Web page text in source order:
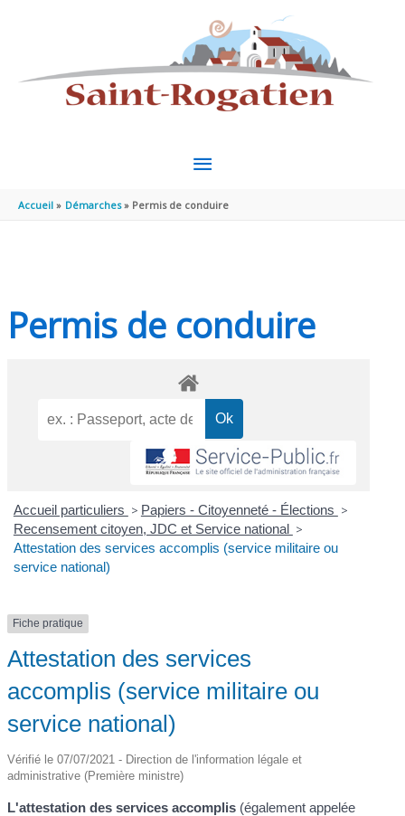
MENU
PRINCIPAL
Accueil Démarches Permis de conduire
Permis de conduire
Accueil particuliers > Papiers - Citoyenneté - Élections >
Recensement citoyen, JDC et Service national >
Attestation des services accomplis (service militaire ou
service national)
Fiche pratique
Attestation des services
accomplis (service militaire ou
service national)
Vérifié le 07/07/2021 - Direction de l'information légale et
administrative (Première ministre)
L'attestation des services accomplis (également appelée